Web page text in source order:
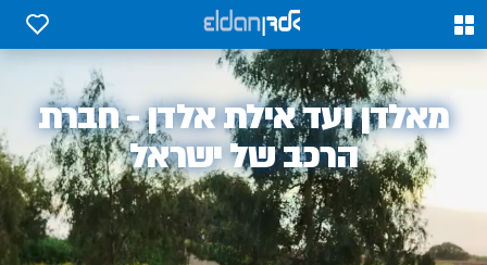
0
0
אלדן
מאלדן ועד אילת אלדן - חברת
הרכב של ישראל